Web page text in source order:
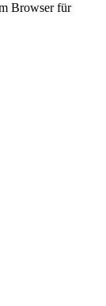
Browser für